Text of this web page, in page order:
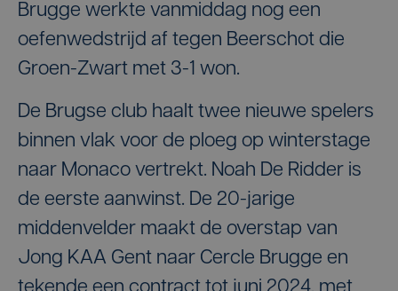
Brugge werkte vanmiddag nog een
oefenwedstrijd af tegen Beerschot die
Groen-Zwart met 3-1 won.
De Brugse club haalt twee nieuwe spelers
binnen vlak voor de ploeg op winterstage
naar Monaco vertrekt. Noah De Ridder is
de eerste aanwinst. De 20-jarige
middenvelder maakt de overstap van
Jong KAA Gent naar Cercle Brugge en